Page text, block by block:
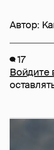
Автор:
17
Войдите